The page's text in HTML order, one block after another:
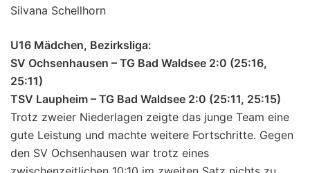
Silvana Schellhorn
U16 Mädchen, Bezirksliga:
SV Ochsenhausen – TG Bad Waldsee 2:0 (25:16,
25:11)
TSV Laupheim – TG Bad Waldsee 2:0 (25:11, 25:15)
Trotz zweier Niederlagen zeigte das junge Team eine
gute Leistung und machte weitere Fortschritte. Gegen
den SV Ochsenhausen war trotz eines